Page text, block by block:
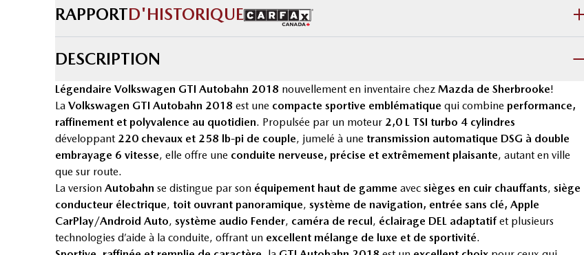
RAPPORTD'HISTORIQUE
DESCRIPTION
Légendaire Volkswagen GTI Autobahn 2018 nouvellement en inventaire chez Mazda de Sherbrooke!
La Volkswagen GTI Autobahn 2018 est une compacte sportive emblématique qui combine performance,
raffinement et polyvalence au quotidien. Propulsée par un moteur 2,0 L TSI turbo 4 cylindres
développant 220 chevaux et 258 lb-pi de couple, jumelé à une transmission automatique DSG à double
embrayage 6 vitesse, elle offre une conduite nerveuse, précise et extrêmement plaisante, autant en ville
que sur route.
La version Autobahn se distingue par son équipement haut de gamme avec sièges en cuir chauffants, siège
conducteur électrique, toit ouvrant panoramique, système de navigation, entrée sans clé, Apple
CarPlay/Android Auto, système audio Fender, caméra de recul, éclairage DEL adaptatifet plusieurs
technologies d’aide à la conduite, offrant un excellent mélange de luxe et de sportivité.